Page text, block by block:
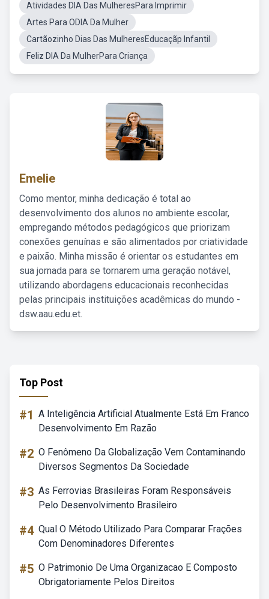
Atividades DIA Das MulheresPara Imprimir
Artes Para ODIA Da Mulher
Cartãozinho Dias Das MulheresEducaçãp Infantil
Feliz DIA Da MulherPara Criança
Emelie
Como mentor, minha dedicação é total ao
desenvolvimento dos alunos no ambiente escolar,
empregando métodos pedagógicos que priorizam
conexões genuínas e são alimentados por criatividade
e paixão. Minha missão é orientar os estudantes em
sua jornada para se tornarem uma geração notável,
utilizando abordagens educacionais reconhecidas
pelas principais instituições acadêmicas do mundo -
dsw.aau.edu.et.
Top Post
#1 A Inteligência Artificial Atualmente Está Em Franco
Desenvolvimento Em Razão
#2 O Fenômeno Da Globalização Vem Contaminando
Diversos Segmentos Da Sociedade
#3 As Ferrovias Brasileiras Foram Responsáveis
Pelo Desenvolvimento Brasileiro
#4 Qual O Método Utilizado Para Comparar Frações
Com Denominadores Diferentes
#5 O Patrimonio De Uma Organizacao E Composto
Obrigatoriamente Pelos Direitos